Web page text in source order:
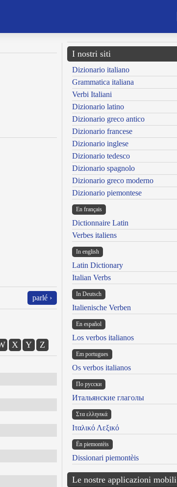
parlé ›
X Y Z
I nostri siti
Dizionario italiano
Grammatica italiana
Verbi Italiani
Dizionario latino
Dizionario greco antico
Dizionario francese
Dizionario inglese
Dizionario tedesco
Dizionario spagnolo
Dizionario greco moderno
Dizionario piemontese
En français
Dictionnaire Latin
Verbes italiens
In english
Latin Dictionary
Italian Verbs
In Deutsch
Italienische Verben
En español
Los verbos italianos
Em portugues
Os verbos italianos
По русски
Итальянские глаголы
Στα ελληνικά
Ιταλικό Λεξικό
Ën piemontèis
Dissionari piemontèis
Le nostre applicazioni mobili